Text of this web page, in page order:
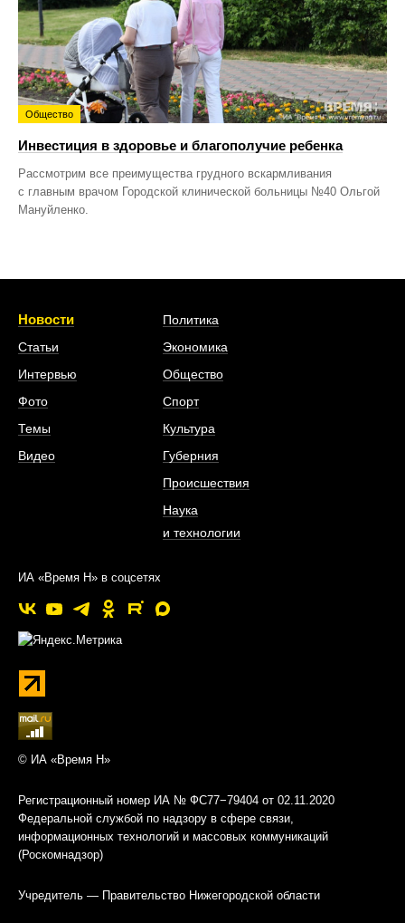
Общество
Инвестиция в здоровье и благополучие ребенка
Рассмотрим все преимущества грудного вскармливания
с главным врачом Городской клинической больницы №40 Ольгой
Мануйленко.
Новости
Статьи
Интервью
Фото
Темы
Видео
Политика
Экономика
Общество
Спорт
Культура
Губерния
Происшествия
Наука
и технологии
ИА «Время Н» в соцсетях
© ИА «Время Н»
Регистрационный номер ИА № ФС77−79404 от 02.11.2020
Федеральной службой по надзору в сфере связи,
информационных технологий и массовых коммуникаций
(Роскомнадзор)
Учредитель — Правительство Нижегородской области